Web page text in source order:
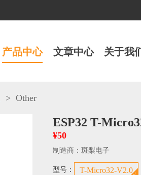
产品中心 文章中心 关于我
> Other
ESP32 T-
¥50
制造商： 斑梨电子
型号： T-Micro32-V2.0